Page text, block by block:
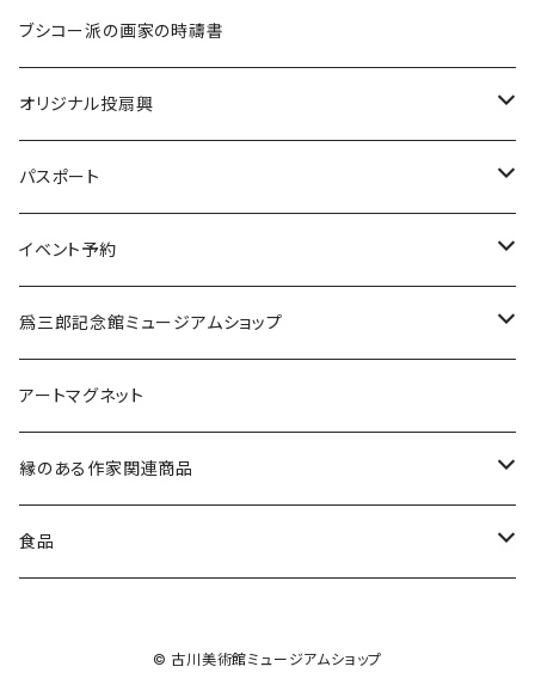
ブックマーク
ハンカチ
マグネット
缶バッジ
各種ケース
ミラー
掛軸たとう
縦型
横型
茶筅
マグ茶筅
その他
チョコレートマンゴー
スペシャルティコーヒー
焼き菓子
水
ブシコー派の画家の時禱書
オリジナル投扇興
投扇興セット（道具一式）
投扇興 扇子2本セット
パスポート
新規
更新
イベント予約
弘法市の日に巡る 覚王山・城山 歴史文化と美術散策
11月21日（金）
12月21日（日）
爲三郎記念館ミュージアムショップ
季節の商品
茶道具
アートマグネット
縁のある作家関連商品
一筆箋
食品
© 古川美術館ミュージアムショップ